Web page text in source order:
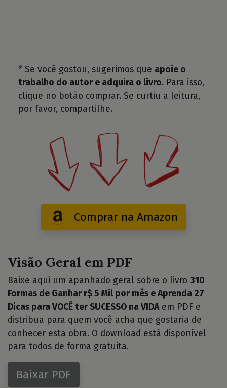
* Se você gostou, sugerimos que apoie o
trabalho do autor e adquira o livro. Para isso,
clique no botão comprar. Se curtiu a leitura,
por favor, compartilhe.
Comprar na Amazon
Visão Geral em PDF
Baixe aqui um apanhado geral sobre o livro 310
Formas de Ganhar r$ 5 Mil por mês e Aprenda 27
Dicas para VOCÊ ter SUCESSO na VIDAem PDF e
distribua para quem você acha que gostaria de
conhecer esta obra. O download está disponível
para todos de forma gratuita.
Baixar PDF